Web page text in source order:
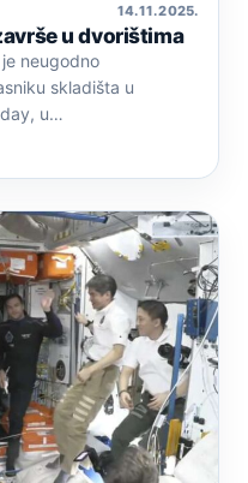
14. 11. 2025.
u dvorištima
neugodno
skladišta u
u…